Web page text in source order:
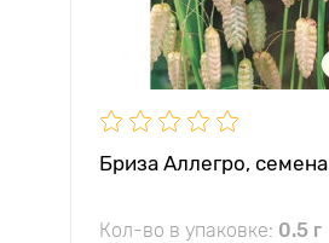
Бриза Аллегро, семена
Кол-во в упаковке: 0.5 г